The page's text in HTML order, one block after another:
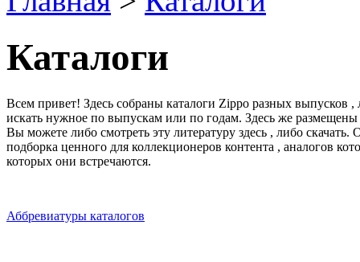
Каталоги
Всем привет! Здесь собраны каталоги Zippo разных выпусков
искать нужное по выпускам или по годам. Здесь же
Вы можете либо смотреть эту литературу здесь , либо
подборка ценного для коллекционеров контента , аналогов
которых они встречаются.
Аббревиатуры каталогов